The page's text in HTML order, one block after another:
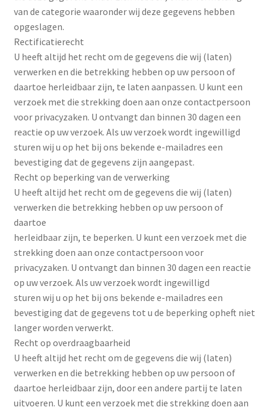
van de categorie waaronder wij deze gegevens hebben
opgeslagen.
Rectificatierecht
U heeft altijd het recht om de gegevens die wij (laten)
verwerken en die betrekking hebben op uw persoon of
daartoe herleidbaar zijn, te laten aanpassen. U kunt een
verzoek met die strekking doen aan onze contactpersoon
voor privacyzaken. U ontvangt dan binnen 30 dagen een
reactie op uw verzoek. Als uw verzoek wordt ingewilligd
sturen wij u op het bij ons bekende e-mailadres een
bevestiging dat de gegevens zijn aangepast.
Recht op beperking van de verwerking
U heeft altijd het recht om de gegevens die wij (laten)
verwerken die betrekking hebben op uw persoon of
daartoe
herleidbaar zijn, te beperken. U kunt een verzoek met die
strekking doen aan onze contactpersoon voor
privacyzaken. U ontvangt dan binnen 30 dagen een reactie
op uw verzoek. Als uw verzoek wordt ingewilligd
sturen wij u op het bij ons bekende e-mailadres een
bevestiging dat de gegevens tot u de beperking opheft niet
langer worden verwerkt.
Recht op overdraagbaarheid
U heeft altijd het recht om de gegevens die wij (laten)
verwerken en die betrekking hebben op uw persoon of
daartoe herleidbaar zijn, door een andere partij te laten
uitvoeren. U kunt een verzoek met die strekking doen aan